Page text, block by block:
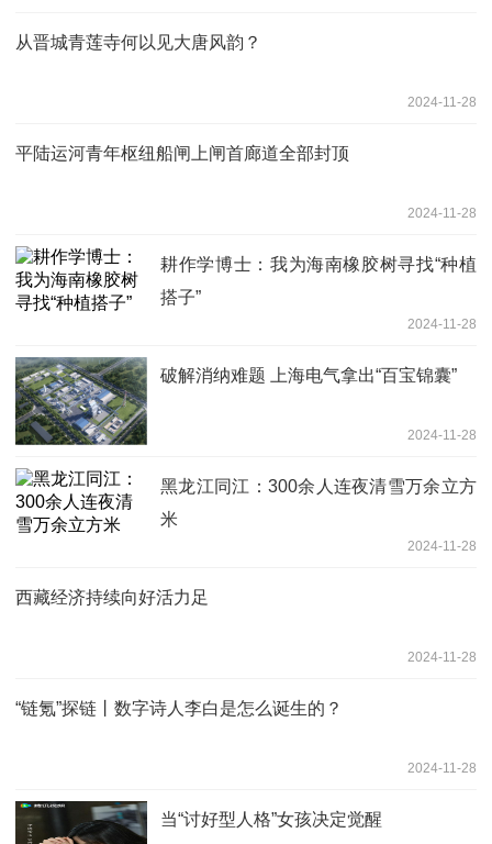
从晋城青莲寺何以见大唐风韵？
2024-11-28
平陆运河青年枢纽船闸上闸首廊道全部封顶
2024-11-28
耕作学博士：我为海南橡胶树寻找“种植
搭子”
2024-11-28
破解消纳难题 上海电气拿出“百宝锦囊”
2024-11-28
黑龙江同江：300余人连夜清雪万余立方
米
2024-11-28
西藏经济持续向好活力足
2024-11-28
“链氪”探链丨数字诗人李白是怎么诞生的？
2024-11-28
当“讨好型人格”女孩决定觉醒